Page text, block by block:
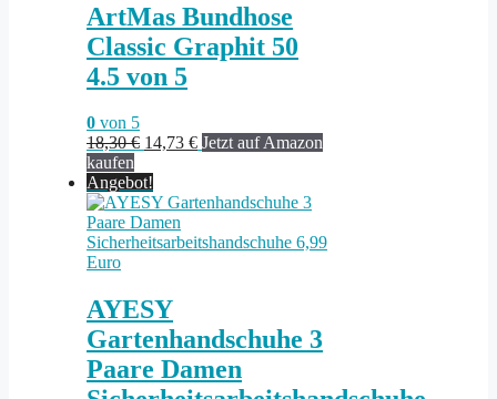
ArtMas Bundhose
Classic Graphit 50
4.5 von 5
0 von 5
18,30€ Ursprünglicher
war:
18,30 €
14,73 €Aktueller
14,73 €.
Jetzt auf Amazon
kaufen
Angebot!
AYESY
Gartenhandschuhe 3
Paare Damen